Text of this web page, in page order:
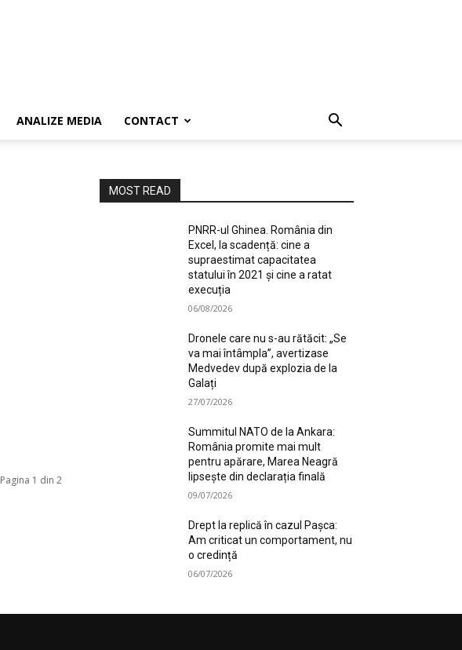
ANALIZE MEDIA CONTACT
Pagina 1 din 2
MOST READ
PNRR-ul Ghinea. România din
Excel, la scadență: cine a
supraestimat capacitatea
statului în 2021 și cine a ratat
execuția
06/08/2026
Dronele care nu s-au rătăcit: „Se
va mai întâmpla”, avertizase
Medvedev după explozia de la
Galați
27/07/2026
Summitul NATO de la Ankara:
România promite mai mult
pentru apărare, Marea Neagră
lipsește din declarația finală
09/07/2026
Drept la replică în cazul Pașca:
Am criticat un comportament, nu
o credință
06/07/2026